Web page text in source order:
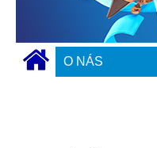
O NÁS